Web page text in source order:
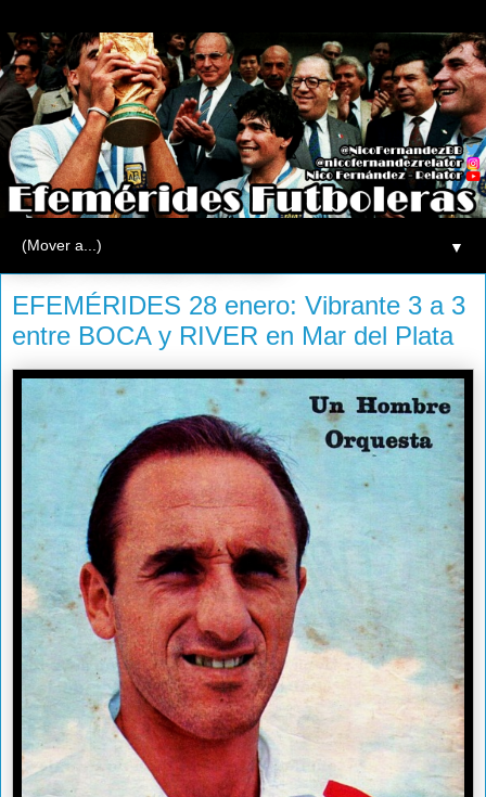
▼
martes, 28 de enero de 2014
EFEMÉRIDES 28 enero: Vibrante 3 a 3
entre BOCA y RIVER en Mar del Plata